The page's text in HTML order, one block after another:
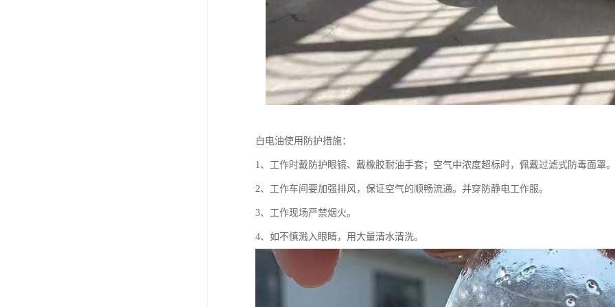
白电油使用防护措施：
1、工作时戴防护眼镜、戴橡胶耐油手套；空气中浓度超标时，佩戴过滤式防毒面罩。
2、工作车间要加强排风，保证空气的顺畅流通。并穿防静电工作服。
3、工作现场严禁烟火。
4、如不慎溅入眼睛，用大量清水清洗。